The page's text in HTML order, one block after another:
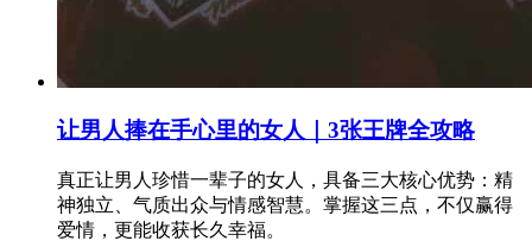
让男人捧在手心里的女人｜3张王牌全攻略
真正让男人珍惜一辈子的女人，具备三大核心优势：精
神独立、气质出众与情感智慧。掌握这三点，不仅赢得
爱情，更能收获长久幸福。